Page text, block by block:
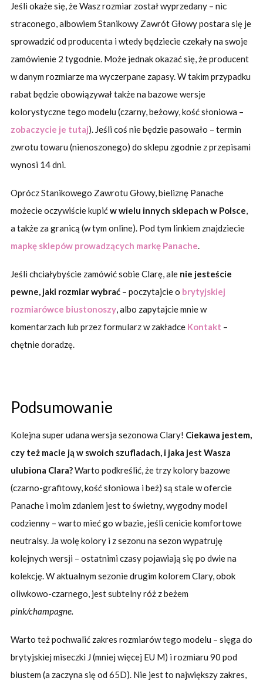
Jeśli okaże się, że Wasz rozmiar został wyprzedany – nic
straconego, albowiem Stanikowy Zawrót Głowy postara się je
sprowadzić od producenta i wtedy będziecie czekały na swoje
zamówienie 2 tygodnie. Może jednak okazać się, że producent
w danym rozmiarze ma wyczerpane zapasy. W takim przypadku
rabat będzie obowiązywał także na bazowe wersje
kolorystyczne tego modelu (czarny, beżowy, kość słoniowa –
zobaczycie je tutaj). Jeśli coś nie będzie pasowało – termin
zwrotu towaru (nienoszonego) do sklepu zgodnie z przepisami
wynosi 14 dni.
Oprócz Stanikowego Zawrotu Głowy, bieliznę Panache
możecie oczywiście kupićw wielu innych sklepach w Polsce,
a także za granicą (w tym online). Pod tym linkiem znajdziecie
mapkę sklepów prowadzących markę Panache.
Jeśli chciałybyście zamówić sobie Clarę, ale nie jesteście
pewne, jaki rozmiar wybrać– poczytajcie o brytyjskiej
rozmiarówce biustonoszy, albo zapytajcie mnie w
komentarzach lub przez formularz w zakładce Kontakt –
chętnie doradzę.
Podsumowanie
Kolejna super udana wersja sezonowa Clary! Ciekawa jestem,
czy też macie ją w swoich szufladach, i jaka jest Wasza
ulubiona Clara?Warto podkreślić, że trzy kolory bazowe
(czarno-grafitowy, kość słoniowa i beż) są stale w ofercie
Panache i moim zdaniem jest to świetny, wygodny model
codzienny – warto mieć go w bazie, jeśli cenicie komfortowe
neutralsy. Ja wolę kolory i z sezonu na sezon wypatruję
kolejnych wersji – ostatnimi czasy pojawiają się po dwie na
kolekcję. W aktualnym sezonie drugim kolorem Clary, obok
oliwkowo-czarnego, jest subtelny róż z beżem
pink/champagne.
Warto też pochwalić zakres rozmiarów tego modelu – sięga do
brytyjskiej miseczki J (mniej więcej EU M) i rozmiaru 90 pod
biustem (a zaczyna się od 65D). Nie jest to największy zakres,